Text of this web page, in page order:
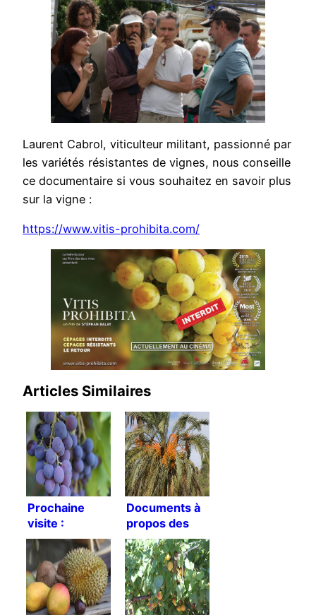
Laurent Cabrol, viticulteur militant, passionné par
les variétés résistantes de vignes, nous conseille
ce documentaire si vous souhaitez en savoir plus
sur la vigne :
https://www.vitis-prohibita.com/
Articles Similaires
Prochaine
visite :
Pépinière
Viticabrol
Documents à
propos des
palmiers
dattiers